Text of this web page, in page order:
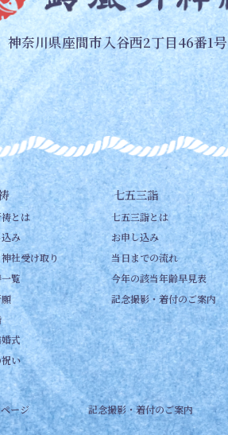
奈川県座間市入谷西2丁目46番1号
とは
み
社受け取り
覧
式
い
七五三詣
七五三詣とは
お申し込み
当日までの流れ
今年の該当年齢早見表
記念撮影・着付のご案内
ージ 記念撮影・着付のご案内